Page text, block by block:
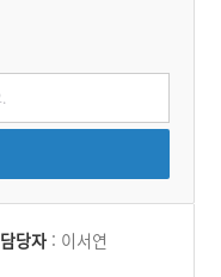
담당자 : 이서연